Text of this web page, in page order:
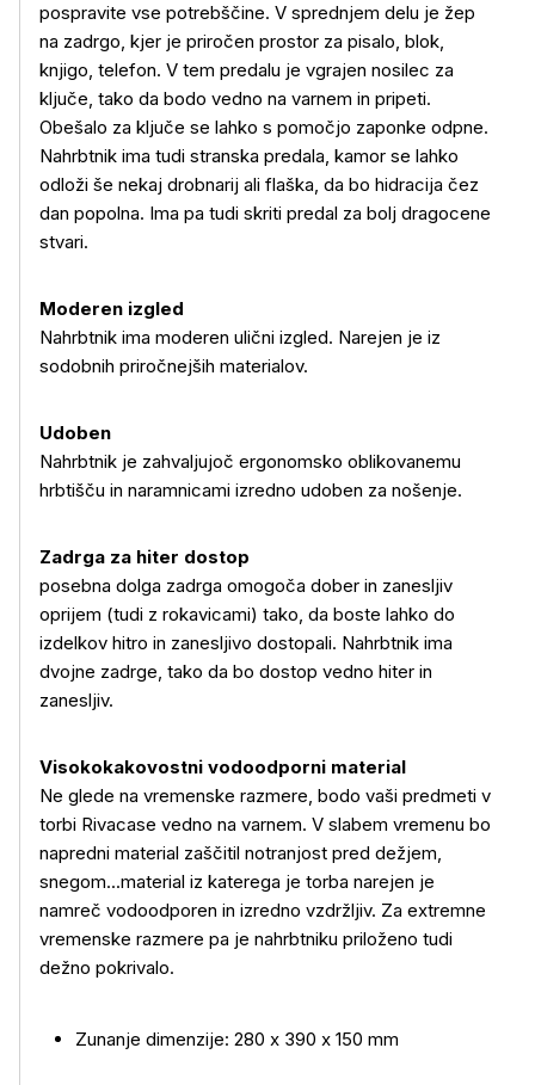
Več o izdelku
pospravite vse potrebščine. V sprednjem delu je žep
na zadrgo, kjer je priročen prostor za pisalo, blok,
knjigo, telefon. V tem predalu je vgrajen nosilec za
ključe, tako da bodo vedno na varnem in pripeti.
Obešalo za ključe se lahko s pomočjo zaponke odpne.
Nahrbtnik ima tudi stranska predala, kamor se lahko
odloži še nekaj drobnarij ali flaška, da bo hidracija čez
dan popolna. Ima pa tudi skriti predal za bolj dragocene
stvari.
Moderen izgled
Nahrbtnik ima moderen ulični izgled. Narejen je iz
sodobnih priročnejših materialov.
Udoben
Nahrbtnik je zahvaljujoč ergonomsko oblikovanemu
hrbtišču in naramnicami izredno udoben za nošenje.
Zadrga za hiter dostop
posebna dolga zadrga omogoča dober in zanesljiv
oprijem (tudi z rokavicami) tako, da boste lahko do
izdelkov hitro in zanesljivo dostopali. Nahrbtnik ima
dvojne zadrge, tako da bo dostop vedno hiter in
zanesljiv.
Visokokakovostni vodoodporni material
Ne glede na vremenske razmere, bodo vaši predmeti v
torbi Rivacase vedno na varnem. V slabem vremenu bo
napredni material zaščitil notranjost pred dežjem,
snegom...material iz katerega je torba narejen je
namreč vodoodporen in izredno vzdržljiv. Za extremne
vremenske razmere pa je nahrbtniku priloženo tudi
dežno pokrivalo.
Zunanje dimenzije: 280 x 390 x 150 mm